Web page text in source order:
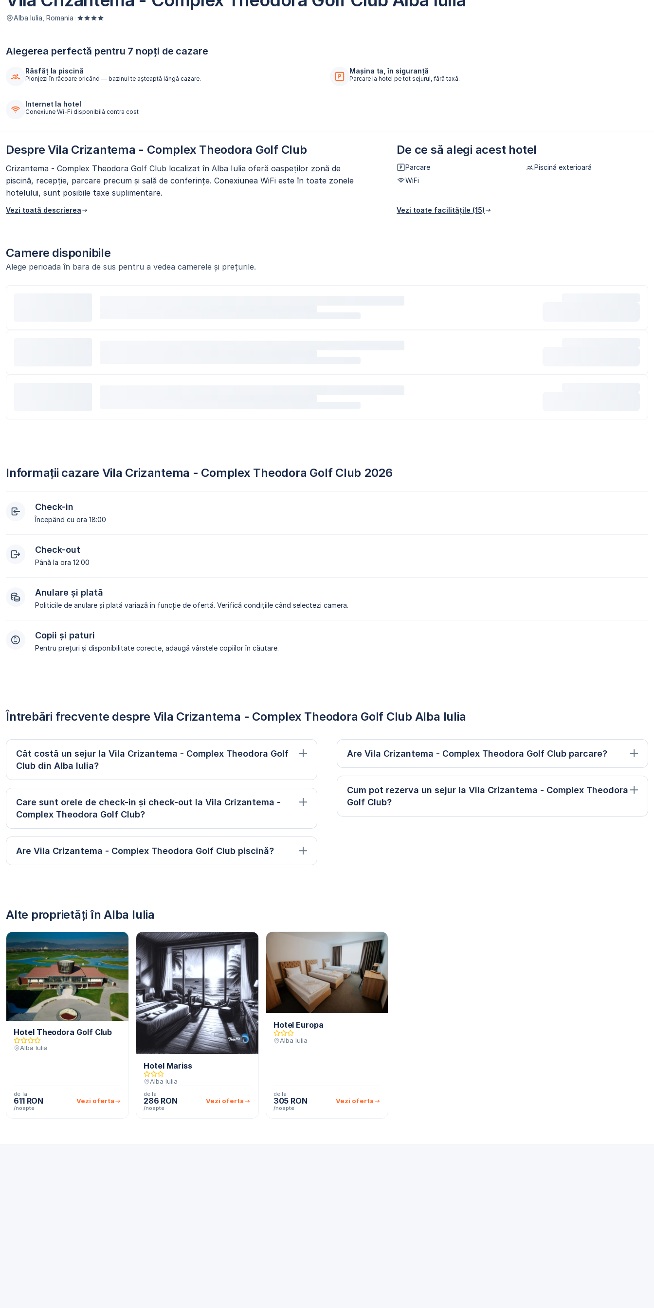
Alba Iulia, Romania ·
Alegerea perfectă pentru 7 nopți de cazare
Răsfăț la piscină
Plonjezi în răcoare oricând — bazinul te așteaptă lângă cazare.
Mașina ta, în siguranță
Parcare la hotel pe tot sejurul, fără taxă.
Internet la hotel
Conexiune Wi-Fi disponibilă contra cost
Despre Vila Crizantema - Complex Theodora Golf Club
Crizantema - Complex Theodora Golf Club localizat în Alba Iulia oferă oaspeților zonă de
piscină, recepție, parcare precum și sală de conferințe. Conexiunea WiFi este în toate zonele
hotelului, sunt posibile taxe suplimentare.
Vezi toată descrierea
De ce să alegi acest hotel
Parcare
Piscină exterioară
WiFi
Vezi toate facilitățile (15)
Camere disponibile
Alege perioada în bara de sus pentru a vedea camerele și prețurile.
Informații cazare Vila Crizantema - Complex Theodora Golf Club 2026
Check-in
Începând cu ora 18:00
Check-out
Până la ora 12:00
Anulare și plată
Politicile de anulare și plată variază în funcție de ofertă. Verifică condițiile când selectezi camera.
Copii și paturi
Pentru prețuri și disponibilitate corecte, adaugă vârstele copiilor în căutare.
Întrebări frecvente despre Vila Crizantema - Complex Theodora Golf Club Alba Iulia
Cât costă un sejur la Vila Crizantema - Complex Theodora Golf
Club din Alba Iulia?
Care sunt orele de check-in și check-out la Vila Crizantema -
Complex Theodora Golf Club?
Are Vila Crizantema - Complex Theodora Golf Club piscină?
Are Vila Crizantema - Complex Theodora Golf Club parcare?
Cum pot rezerva un sejur la Vila Crizantema - Complex Theodora
Golf Club?
Alte proprietăți în Alba Iulia
Hotel Theodora Golf Club
Alba Iulia
de la
611 RON
/noapte
Vezi oferta
Hotel Mariss
Alba Iulia
de la
286 RON
/noapte
Vezi oferta
Hotel Europa
Alba Iulia
de la
305 RON
/noapte
Vezi oferta